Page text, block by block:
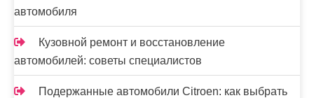
автомобиля
Кузовной ремонт и восстановление
автомобилей: советы специалистов
Подержанные автомобили Citroen: как выбрать